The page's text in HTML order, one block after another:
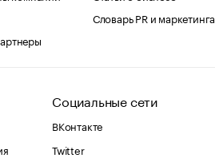
Словарь PR и маркетинга
Социальные сети
ВКонтакте
Twitter